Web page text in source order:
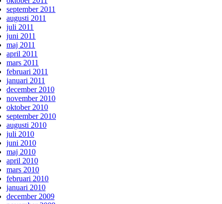
september 2011
augusti 2011
juli 2011
juni 2011
maj 2011
april 2011
mars 2011
februari 2011
januari 2011
december 2010
november 2010
oktober 2010
september 2010
augusti 2010
juli 2010
juni 2010
maj 2010
april 2010
mars 2010
februari 2010
januari 2010
december 2009